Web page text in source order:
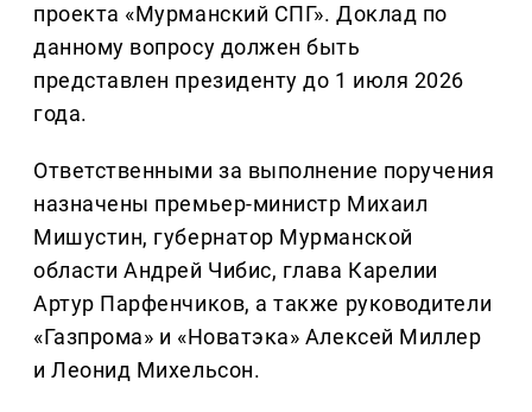
проекта «Мурманский СПГ». Доклад по
данному вопросу должен быть
представлен президенту до 1 июля 2026
года.
Ответственными за выполнение поручения
назначены премьер-министр Михаил
Мишустин, губернатор Мурманской
области Андрей Чибис, глава Карелии
Артур Парфенчиков, а также руководители
«Газпрома» и «Новатэка» Алексей Миллер
и Леонид Михельсон.